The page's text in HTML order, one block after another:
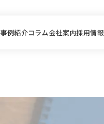
事例紹介コラム会社案内採用情報